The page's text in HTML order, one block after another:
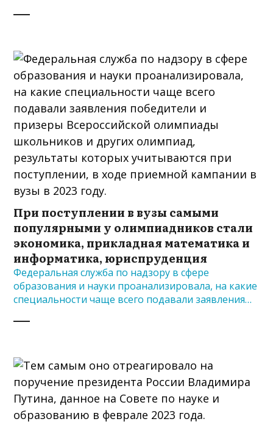
При поступлении в вузы самыми
популярными у олимпиадников стали
экономика, прикладная математика и
информатика, юриспруденция
Федеральная служба по надзору в сфере
образования и науки проанализировала, на какие
специальности чаще всего подавали заявления…